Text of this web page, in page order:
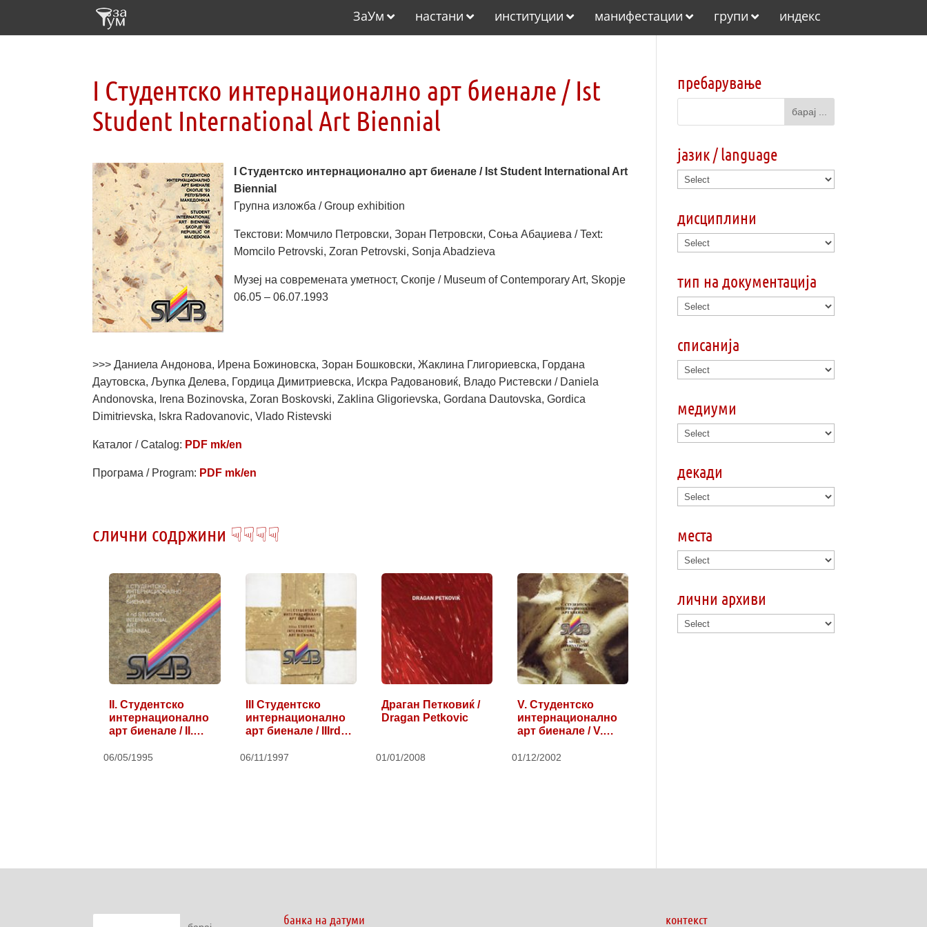
ЗаУм настани институции манифестации групи индекс
I Студентско интернационално арт биенале / Ist
Student International Art Biennial
I Студентско интернационално арт биенале / Ist Student International Art
Biennial
Групна изложба / Group exhibition
Текстови: Момчило Петровски, Зоран Петровски, Соња Абаџиева / Text:
Momcilo Petrovski, Zoran Petrovski, Sonja Abadzieva
Музеј на современата уметност, Скопје / Museum of Contemporary Art, Skopje
06.05 – 06.07.1993
>>> Даниела Андонова, Ирена Божиновска, Зоран Бошковски, Жаклина Глигориевска, Гордана
Даутовска, Љупка Делева, Гордица Димитриевска, Искра Радовановиќ, Владо Ристевски / Daniela
Andonovska, Irena Bozinovska, Zoran Boskovski, Zaklina Gligorievska, Gordana Dautovska, Gordica
Dimitrievska, Iskra Radovanovic, Vlado Ristevski
Каталог / Catalog: PDF mk/en
Програма / Program: PDF mk/en
слични содржини ☟☟☟☟
II. Студентско
интернационално
арт биенале / II.…
06/05/1995
III Студентско
интернационално
арт биенале / IIIrd…
06/11/1997
Драган Петковиќ /
Dragan Petkovic
01/01/2008
V. Студентско
интернационално
арт биенале / V.…
01/12/2002
пребарување
јазик / language
дисциплини
тип на документација
списанија
медиуми
декади
места
лични архиви
банка на датуми контекст